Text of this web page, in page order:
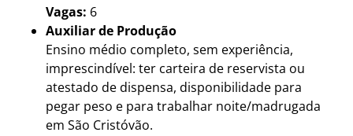
Vagas: 6
Auxiliar de Produção
Ensino médio completo, sem experiência,
imprescindível: ter carteira de reservista ou
atestado de dispensa, disponibilidade para
pegar peso e para trabalhar noite/madrugada
em São Cristóvão.